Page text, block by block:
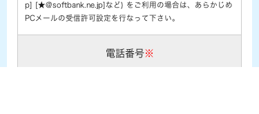
p] [★@softbank.ne.jp]など) をご利用の場合は、あらかじめ
PCメールの受信許可設定を行なって下さい。
電話番号※